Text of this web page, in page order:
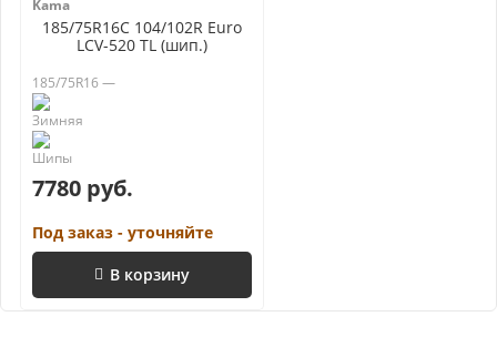
Kama
185/75R16C 104/102R Euro
LCV-520 TL (шип.)
185/75R16 —
7780 руб.
Под заказ - уточняйте
В корзину